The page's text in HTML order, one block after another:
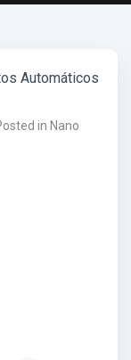
Posted in Nano